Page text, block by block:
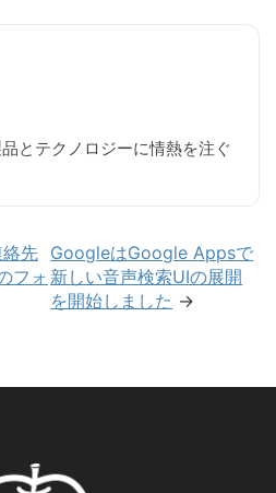
とテクノロジーに情熱を注ぐ
先
フォ
GoogleはGoogle Appsで
新しい音声検索UIの展開
を開始しました →